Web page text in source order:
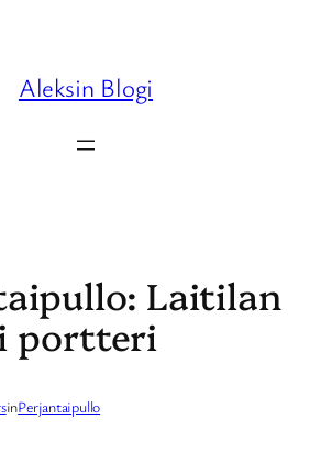
Aleksin Blogi
Laitilan
portteri
inPerjantaipullo